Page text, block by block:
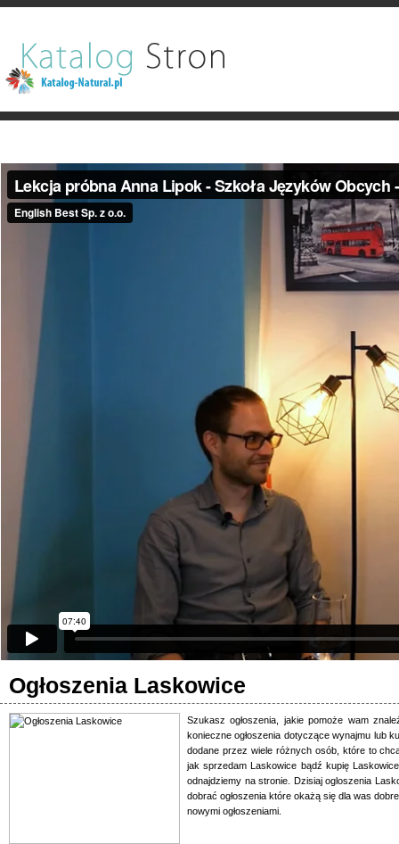
Ogłoszenia Laskowice
Szukasz ogłoszenia, jakie pomoże wam
konieczne ogłoszenia dotyczące wynajmu lub
dodane przez wiele różnych osób, które to
jak sprzedam Laskowice bądź kupię
odnajdziemy na stronie. Dzisiaj ogloszenia
dobrać ogłoszenia które okażą się dla was
nowymi ogłoszeniami.